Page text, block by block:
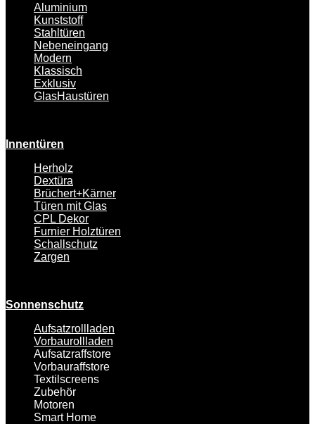
Aluminium
Kunststoff
Stahltüren
Nebeneingang
Modern
Klassisch
Exklusiv
GlasHaustüren
Innentüren
Herholz
Dextüra
Brüchert+Kärner
Türen mit Glas
CPL Dekor
Furnier Holztüren
Schallschutz
Zargen
Sonnenschutz
Aufsatzrollladen
Vorbaurollladen
Aufsatzraffstore
Vorbauraffstore
Textilscreens
Zubehör
Motoren
Smart Home